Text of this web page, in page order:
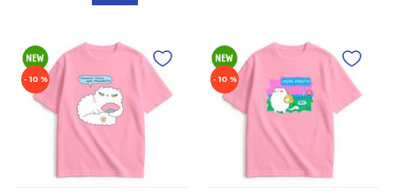
- 10 % - 10 %